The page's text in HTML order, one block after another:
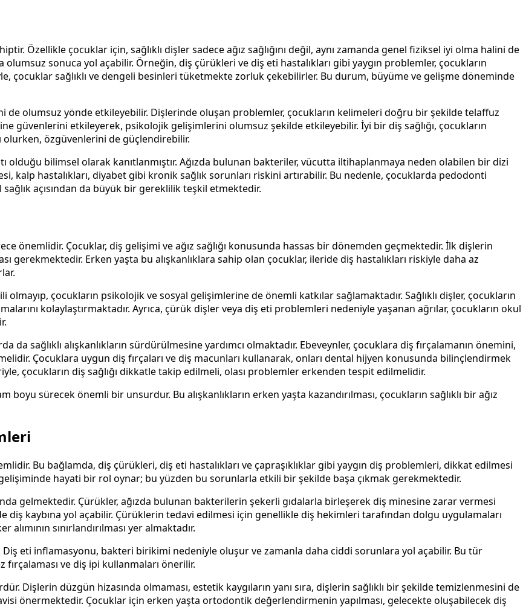
Özellikle çocuklar için, sağlıklı dişler sadece ağız sağlığını değil, aynı zamanda genel fiziksel iyi olma halini de
sonuca yol açabilir. Örneğin, diş çürükleri ve diş eti hastalıkları gibi yaygın problemler, çocukların
çocuklar sağlıklı ve dengeli besinleri tüketmekte zorluk çekebilirler. Bu durum, büyüme ve gelişme döneminde
de olumsuz yönde etkileyebilir. Dişlerinde oluşan problemler, çocukların kelimeleri doğru bir şekilde telaffuz
güvenlerini etkileyerek, psikolojik gelişimlerini olumsuz şekilde etkileyebilir. İyi bir diş sağlığı, çocukların
olurken, özgüvenlerini de güçlendirebilir.
olduğu bilimsel olarak kanıtlanmıştır. Ağızda bulunan bakteriler, vücutta iltihaplanmaya neden olabilen bir dizi
kalp hastalıkları, diyabet gibi kronik sağlık sorunları riskini artırabilir. Bu nedenle, çocuklarda pedodonti
sağlık açısından da büyük bir gereklilik teşkil etmektedir.
önemlidir. Çocuklar, diş gelişimi ve ağız sağlığı konusunda hassas bir dönemden geçmektedir. İlk dişlerin
gerekmektedir. Erken yaşta bu alışkanlıklara sahip olan çocuklar, ileride diş hastalıkları riskiyle daha az
olmayıp, çocukların psikolojik ve sosyal gelişimlerine de önemli katkılar sağlamaktadır. Sağlıklı dişler, çocukların
kolaylaştırmaktadır. Ayrıca, çürük dişler veya diş eti problemleri nedeniyle yaşanan ağrılar, çocukların okul
sağlıklı alışkanlıkların sürdürülmesine yardımcı olmaktadır. Ebeveynler, çocuklara diş fırçalamanın önemini,
Çocuklara uygun diş fırçaları ve diş macunları kullanarak, onları dental hijyen konusunda bilinçlendirmek
çocukların diş sağlığı dikkatle takip edilmeli, olası problemler erkenden tespit edilmelidir.
boyu sürecek önemli bir unsurdur. Bu alışkanlıkların erken yaşta kazandırılması, çocukların sağlıklı bir ağız
Bu bağlamda, diş çürükleri, diş eti hastalıkları ve çapraşıklıklar gibi yaygın diş problemleri, dikkat edilmesi
hayati bir rol oynar; bu yüzden bu sorunlarla etkili bir şekilde başa çıkmak gerekmektedir.
gelmektedir. Çürükler, ağızda bulunan bakterilerin şekerli gıdalarla birleşerek diş minesine zarar vermesi
diş kaybına yol açabilir. Çürüklerin tedavi edilmesi için genellikle diş hekimleri tarafından dolgu uygulamaları
sınırlandırılması yer almaktadır.
eti inflamasyonu, bakteri birikimi nedeniyle oluşur ve zamanla daha ciddi sorunlara yol açabilir. Bu tür
ve diş ipi kullanmaları önerilir.
Dişlerin düzgün hizasında olmaması, estetik kaygıların yanı sıra, dişlerin sağlıklı bir şekilde temizlenmesini de
önermektedir. Çocuklar için erken yaşta ortodontik değerlendirmenin yapılması, gelecekte oluşabilecek diş